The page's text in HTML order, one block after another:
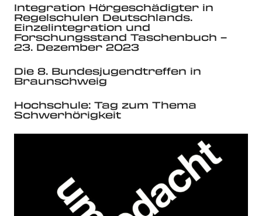
Integration Hörgeschädigter in
Regelschulen Deutschlands.
Einzelintegration und
Forschungsstand Taschenbuch –
23. Dezember 2023
Die 8. Bundesjugendtreffen in
Braunschweig
Hochschule: Tag zum Thema
Schwerhörigkeit